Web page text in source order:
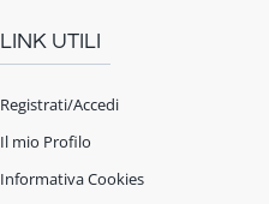
LINK UTILI
Registrati/Accedi
Il mio Profilo
Informativa Cookies